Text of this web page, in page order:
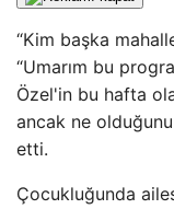
“Kim başka
“Umarım bu
Özel'in bu hafta
ancak ne
etti.
Çocukluğunda